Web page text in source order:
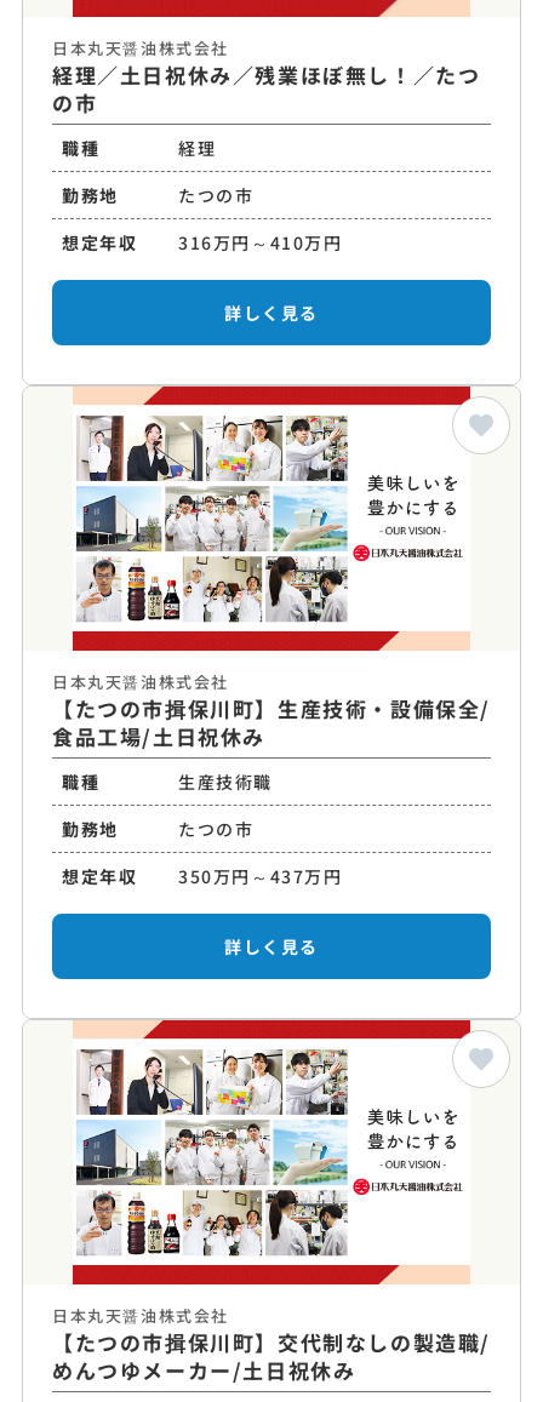
日本丸天醤油株式会社
経理／土日祝休み／残業ほぼ無し！／たつ
の市
職種
経理
勤務地
たつの市
想定年収
316万円～410万円
詳しく見る
日本丸天醤油株式会社
【たつの市揖保川町】生産技術・設備保全/
食品工場/土日祝休み
職種
生産技術職
勤務地
たつの市
想定年収
350万円～437万円
詳しく見る
日本丸天醤油株式会社
【たつの市揖保川町】交代制なしの製造職/
めんつゆメーカー/土日祝休み